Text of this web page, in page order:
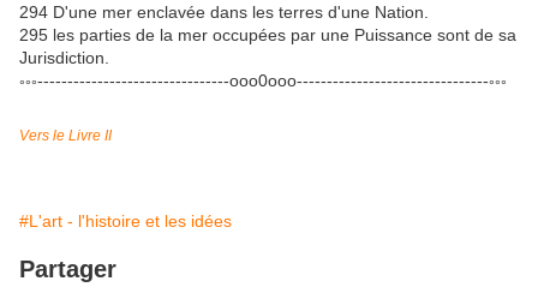
294 D'une mer enclavée dans les terres d'une Nation.
295 les parties de la mer occupées par une Puissance sont de sa
Jurisdiction.
°°°--------------------------------ooo0ooo--------------------------------°°°
Vers le Livre II
#L'art - l'histoire et les idées
Partager